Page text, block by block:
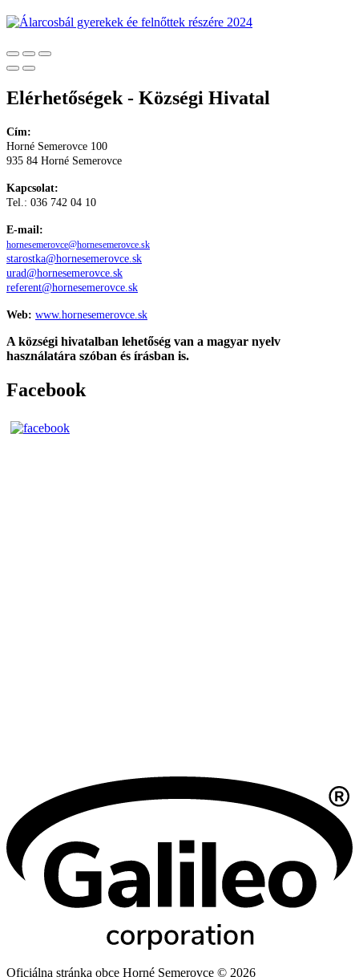
Elérhetőségek - Községi Hivatal
Cím:
Horné Semerovce 100
935 84 Horné Semerovce
Kapcsolat:
Tel.: 036 742 04 10
E-mail:
hornesemerovce@hornesemerovce.sk
starostka@hornesemerovce.sk
urad@hornesemerovce.sk
referent@hornesemerovce.sk
Web: www.hornesemerovce.sk
A községi hivatalban lehetőség van a magyar nyelv
használatára szóban és írásban is.
Facebook
Oficiálna stránka obce Horné Semerovce © 2026